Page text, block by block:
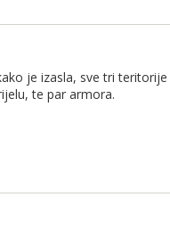
je izasla, sve tri
te par armora.